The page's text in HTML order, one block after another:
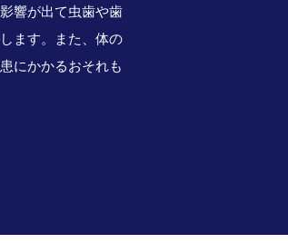
響が出て虫歯や歯
ます。また、体の
にかかるおそれも